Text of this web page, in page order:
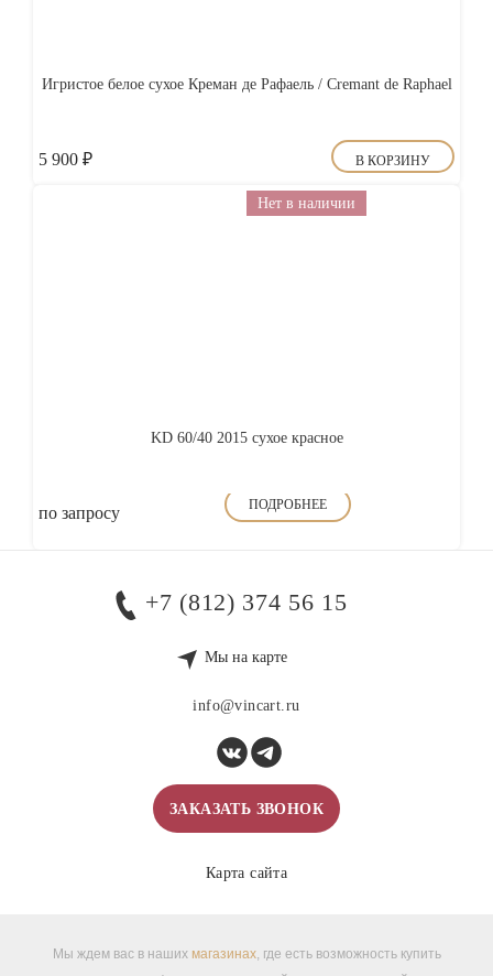
Игристое белое сухое Креман де Рафаель / Cremant de Raphael
5 900 ₽ В КОРЗИНУ
Нет в наличии
KD 60/40 2015 сухое красное
по запросу ПОДРОБНЕЕ
+7 (812) 374 56 15
Мы на карте
info@vincart.ru
ЗАКАЗАТЬ ЗВОНОК
Карта сайта
Мы ждем вас в наших магазинах, где есть возможность купить